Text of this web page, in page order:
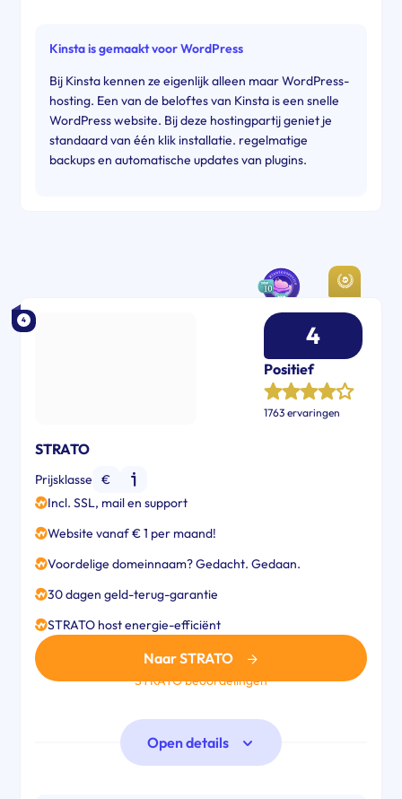
Kinsta is gemaakt voor WordPress
Bij Kinsta kennen ze eigenlijk alleen maar WordPress-
hosting. Een van de beloftes van Kinsta is een snelle
WordPress website. Bij deze hostingpartij geniet je
standaard van één klik installatie. regelmatige
backups en automatische updates van plugins.
4
STRATO
Prijsklasse
€
Incl. SSL, mail en support
Website vanaf € 1 per maand!
Voordelige domeinnaam? Gedacht. Gedaan.
30 dagen geld-terug-garantie
STRATO host energie-efficiënt
Positief
1763 ervaringen
4
Naar STRATO
STRATO beoordelingen
Open details